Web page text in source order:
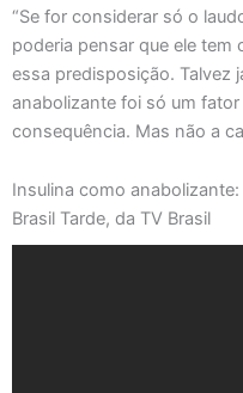
“Se for considerar só o
poderia pensar que ele
essa predisposição. Talvez
anabolizante foi só um
consequência. Mas não a
Insulina como
Brasil Tarde, da TV Brasil